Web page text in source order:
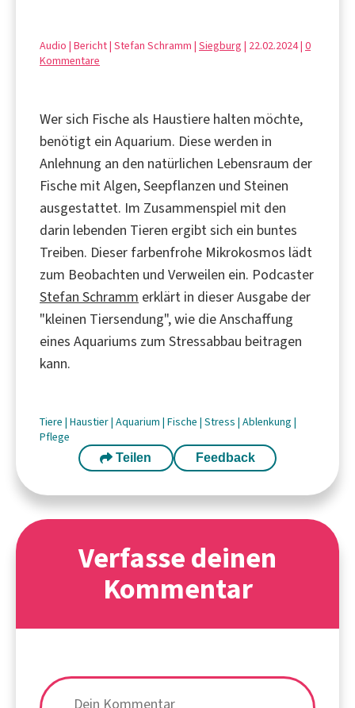
Audio | Bericht | Stefan Schramm | Siegburg | 22.02.2024 | 0
Kommentare
Wer sich Fische als Haustiere halten möchte,
benötigt ein Aquarium. Diese werden in
Anlehnung an den natürlichen Lebensraum der
Fische mit Algen, Seepflanzen und Steinen
ausgestattet. Im Zusammenspiel mit den
darin lebenden Tieren ergibt sich ein buntes
Treiben. Dieser farbenfrohe Mikrokosmos lädt
zum Beobachten und Verweilen ein. Podcaster
Stefan Schramm erklärt in dieser Ausgabe der
"kleinen Tiersendung", wie die Anschaffung
eines Aquariums zum Stressabbau beitragen
kann.
Tiere | Haustier| Aquarium | Fische | Stress | Ablenkung |
Pflege
Teilen Feedback
Verfasse deinen
Kommentar